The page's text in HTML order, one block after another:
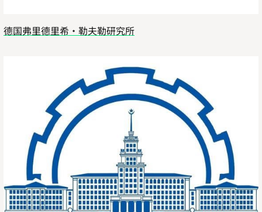
德国弗里德里希·勒夫勒研究所